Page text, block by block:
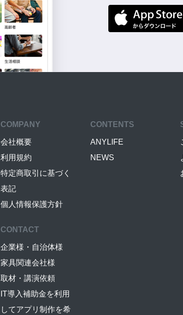
COMPANY
会社概要
利用規約
特定商取引に基づく
表記
個人情報保護方針
CONTENTS
ANYLIFE
NEWS
CONTACT
企業様・自治体様
家具関連会社様
取材・講演依頼
IT導入補助金を利用
してアプリ制作を希